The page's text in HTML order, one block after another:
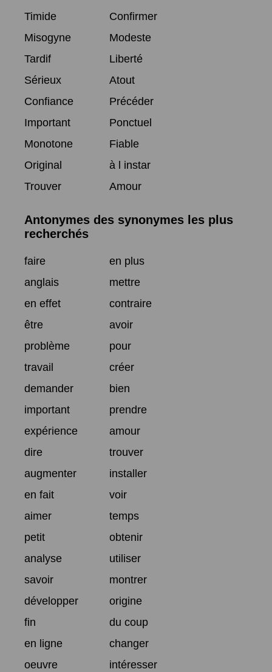
Timide
Confirmer
Misogyne
Modeste
Tardif
Liberté
Sérieux
Atout
Confiance
Précéder
Important
Ponctuel
Monotone
Fiable
Original
à l instar
Trouver
Amour
Antonymes des synonymes les plus
recherchés
faire
en plus
anglais
mettre
en effet
contraire
être
avoir
problème
pour
travail
créer
demander
bien
important
prendre
expérience
amour
dire
trouver
augmenter
installer
en fait
voir
aimer
temps
petit
obtenir
analyse
utiliser
savoir
montrer
développer
origine
fin
du coup
en ligne
changer
oeuvre
intéresser